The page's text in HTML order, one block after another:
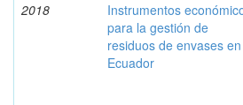
2018
Instrumentos
para la gestión de
residuos de envases en
Ecuador